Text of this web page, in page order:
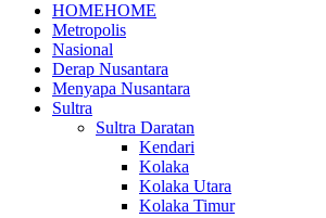
HOMEHOME
Metropolis
Nasional
Derap Nusantara
Menyapa Nusantara
Sultra
Sultra Daratan
Kendari
Kolaka
Kolaka Utara
Kolaka Timur